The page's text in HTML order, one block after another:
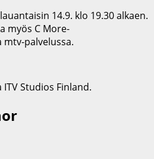
14.9. klo 19.30 alkaen.
myös C More-
palvelussa.
Studios Finland.